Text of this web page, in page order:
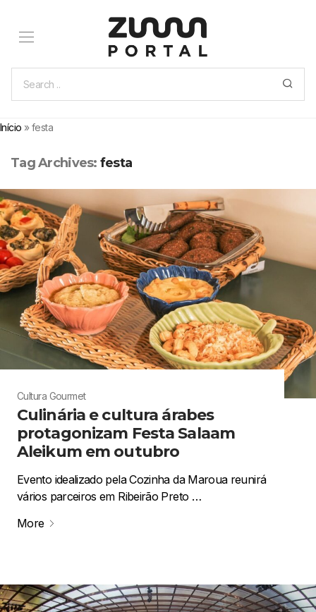
Início »festa
Tag Archives: festa
Cultura Gourmet
Culinária e cultura árabes
protagonizam Festa Salaam
Aleikum em outubro
Evento idealizado pela Cozinha da Maroua reunirá
vários parceiros em Ribeirão Preto …
More